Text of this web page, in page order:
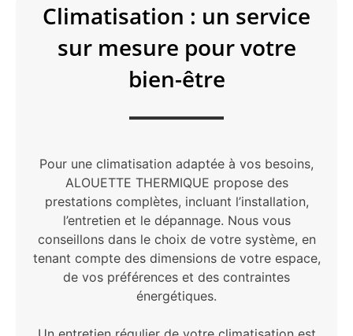
Climatisation : un service
sur mesure pour votre
bien-être
Pour une climatisation adaptée à vos besoins,
ALOUETTE THERMIQUE propose des
prestations complètes, incluant l’installation,
l’entretien et le dépannage. Nous vous
conseillons dans le choix de votre système, en
tenant compte des dimensions de votre espace,
de vos préférences et des contraintes
énergétiques.